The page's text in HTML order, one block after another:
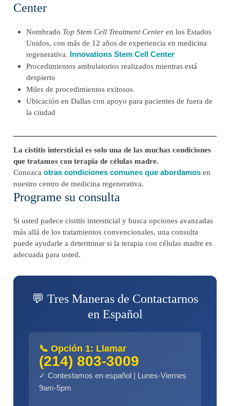
Center
Nombrado Top Stem Cell Treatment Center en los Estados
Unidos, con más de 12 años de experiencia en medicina
regenerativa. Innovations Stem Cell Center
Procedimientos ambulatorios realizados mientras está
despierto
Miles de procedimientos exitosos
Ubicación en Dallas con apoyo para pacientes de fuera de
la ciudad
La cistitis intersticial es solo una de las muchas condiciones
que tratamos con terapia de células madre.
Conozca otras condiciones comunes que abordamos en
nuestro centro de medicina regenerativa.
Programe su consulta
Si usted padece cistitis intersticial y busca opciones avanzadas
más allá de los tratamientos convencionales, una consulta
puede ayudarle a determinar si la terapia con células madre es
adecuada para usted.
💬 Tres Maneras de Contactarnos
en Español
📞 Opción 1: Llamar
(214) 803-3009
✓ Contestamos en español | Lunes-Viernes
9am-5pm